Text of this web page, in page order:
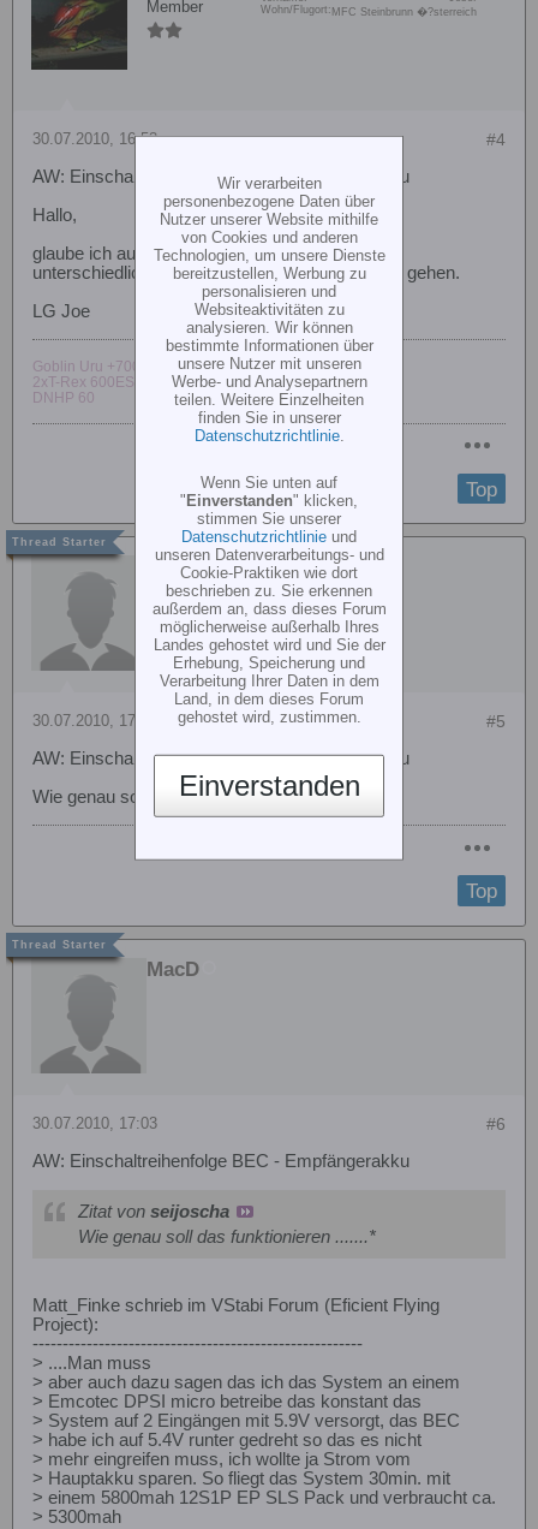
Member
Wohn/Flugort: MFC Steinbrunn �?sterreich
#4
30.07.2010, 16:53
AW: Einschaltreihenfolge BEC - Empfängerakku
Hallo,
glaube ich auch nicht. 2 Spannungsquellen mit
unterschiedlicher Spannung, das kann nicht gut gehen.
LG Joe
Goblin Uru +700, Logo 800 Exxtreme
2xT-Rex 600ESP+100X, Hirobo EC-120,
DNHP 60
Top
seijoscha
#5
30.07.2010, 17:01
AW: Einschaltreihenfolge BEC - Empfängerakku
Wie genau soll das funktionieren .......*
Top
MacD
#6
30.07.2010, 17:03
AW: Einschaltreihenfolge BEC - Empfängerakku
Zitat von seijoscha
Wie genau soll das funktionieren .......*
Matt_Finke schrieb im VStabi Forum (Eficient Flying
Project):
-------------------------------------------------------
> ....Man muss
> aber auch dazu sagen das ich das System an einem
> Emcotec DPSI micro betreibe das konstant das
> System auf 2 Eingängen mit 5.9V versorgt, das BEC
> habe ich auf 5.4V runter gedreht so das es nicht
> mehr eingreifen muss, ich wollte ja Strom vom
> Hauptakku sparen. So fliegt das System 30min. mit
> einem 5800mah 12S1P EP SLS Pack und verbraucht ca.
> 5300mah
Wir verarbeiten
personenbezogene Daten über
Nutzer unserer Website mithilfe
von Cookies und anderen
Technologien, um unsere Dienste
bereitzustellen, Werbung zu
personalisieren und
Websiteaktivitäten zu
analysieren. Wir können
bestimmte Informationen über
unsere Nutzer mit unseren
Werbe- und Analysepartnern
teilen. Weitere Einzelheiten
finden Sie in unserer
Datenschutzrichtlinie.
Wenn Sie unten auf
"Einverstanden" klicken,
stimmen Sie unserer
Datenschutzrichtlinie und
unseren Datenverarbeitungs- und
Cookie-Praktiken wie dort
beschrieben zu. Sie erkennen
außerdem an, dass dieses Forum
möglicherweise außerhalb Ihres
Landes gehostet wird und Sie der
Erhebung, Speicherung und
Verarbeitung Ihrer Daten in dem
Land, in dem dieses Forum
gehostet wird, zustimmen.
Einverstanden